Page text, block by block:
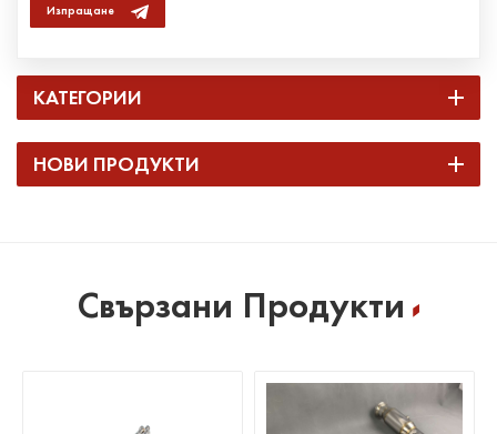
Изпращане
КАТЕГОРИИ
НОВИ ПРОДУКТИ
Свързани Продукти